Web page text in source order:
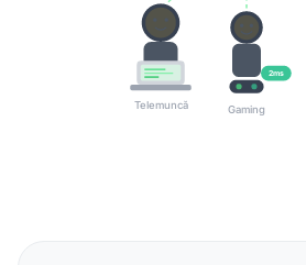
Telemuncă
2ms
Gaming